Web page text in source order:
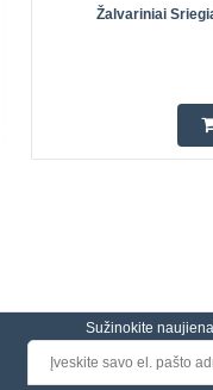
Žalvariniai
Sužinokite